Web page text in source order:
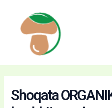
content
Shoqata